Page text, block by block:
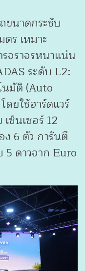
ขนาดกระชับ
ร เหมาะ
จราจรหนาแน่น
ระดับ L2:
มัติ (Auto
ยใช้ฮาร์ดแวร์
ซ็นเซอร์ 12
ง 6 ตัว การันตี
ดาวจาก Euro